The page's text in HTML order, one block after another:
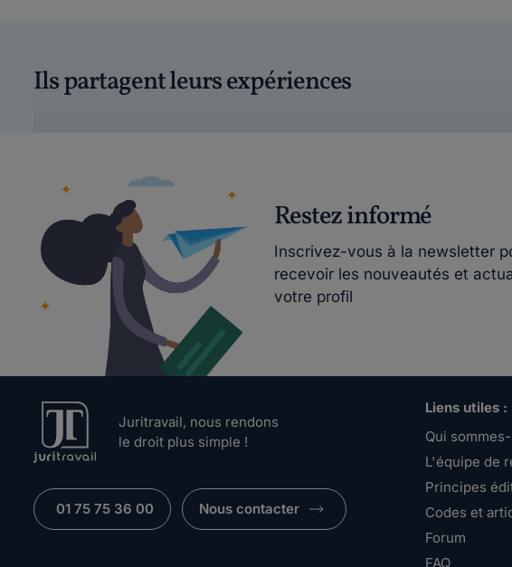
Ils partagent leurs expériences
Restez informé
Inscrivez-vous à la newsletter
recevoir les nouveautés et
votre profil
Juritravail, nous rendons
le droit plus simple !
01 75 75 36 00 Nous contacter
Liens utiles :
Qui
L'équipe de
Principes
Codes et
Forum
FAQ